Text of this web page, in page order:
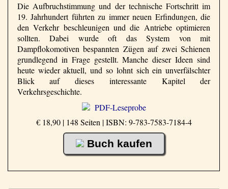
Die Aufbruchstimmung und der technische Fortschritt im
19. Jahrhundert führten zu immer neuen Erfindungen, die
den Verkehr beschleunigen und die Antriebe optimieren
sollten. Dabei wurde oft das System von mit
Dampflokomotiven bespannten Zügen auf zwei Schienen
grundlegend in Frage gestellt. Manche dieser Ideen sind
heute wieder aktuell, und so lohnt sich ein unverfälschter
Blick auf dieses interessante Kapitel der
Verkehrsgeschichte.
PDF-Leseprobe
€ 18,90 | 148 Seiten |ISBN: 9-783-7583-7184-4
Buch kaufen